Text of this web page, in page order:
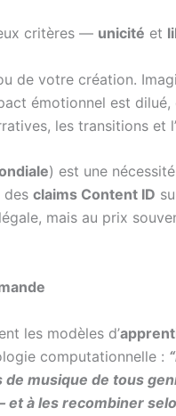
critères — unicité et
de votre création.
émotionnel est
les transitions et
) est une
des claims Content ID
mais au prix
les modèles d’
computationnelle :
musique de tous
à les recombiner